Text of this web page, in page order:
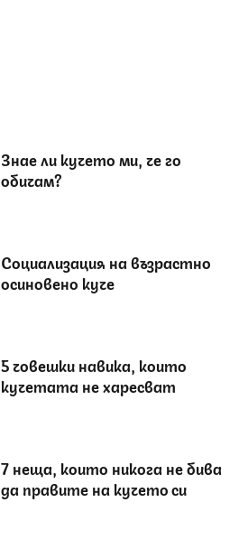
Знае ли кучето ми, че го
обичам?
Социализация на възрастно
осиновено куче
5 човешки навика, които
кучетата не харесват
7 неща, които никога не бива
да правите на кучето си